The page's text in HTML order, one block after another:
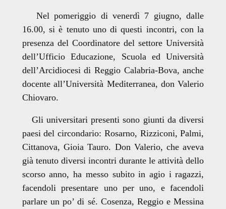
Nel pomeriggio di venerdì 7 giugno, dalle
16.00, si è tenuto uno di questi incontri, con la
presenza del Coordinatore del settore Università
dell’Ufficio Educazione, Scuola ed Università
dell’Arcidiocesi di Reggio Calabria-Bova, anche
docente all’Università Mediterranea, don Valerio
Chiovaro.
Gli universitari presenti sono giunti da diversi
paesi del circondario: Rosarno, Rizziconi, Palmi,
Cittanova, Gioia Tauro. Don Valerio, che aveva
già tenuto diversi incontri durante le attività dello
scorso anno, ha messo subito in agio i ragazzi,
facendoli presentare uno per uno, e facendoli
parlare un po’ di sé. Cosenza, Reggio e Messina